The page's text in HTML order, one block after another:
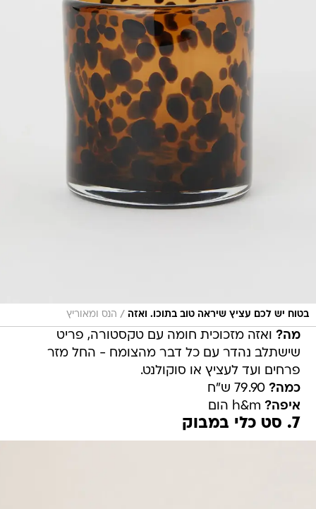
בטוח יש לכם עציץ שיראה טוב בתוכו. ואזה / הנס ומאוריץ
מה? ואזה מזכוכית חומה עם טקסטורה, פריט
שישתלב נהדר עם כל דבר מהצומח - החל מזר
פרחים ועד לעציץ או סוקולנט.
כמה? 79.90 ש"ח
איפה?
7. סט כלי במבוק